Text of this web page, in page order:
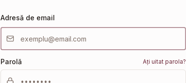
Adresă de email
Parolă Ați uitat parola?